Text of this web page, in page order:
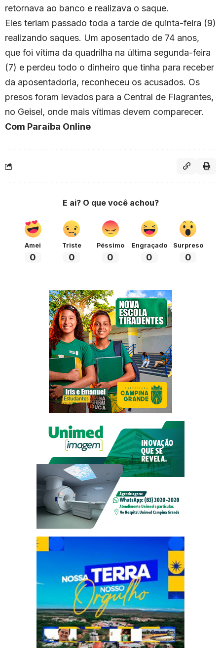
retornava ao banco e realizava o saque.
Eles teriam passado toda a tarde de quinta-feira (9)
realizando saques. Um aposentado de 74 anos,
que foi vítima da quadrilha na última segunda-feira
(7) e perdeu todo o dinheiro que tinha para receber
da aposentadoria, reconheceu os acusados. Os
presos foram levados para a Central de Flagrantes,
no Geisel, onde mais vítimas devem comparecer.
Com Paraíba Online
E ai? O que você achou?
Amei
0
Triste
0
Péssimo
0
Engraçado
0
Surpreso
0